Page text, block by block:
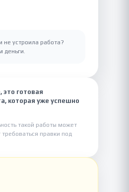
не устроила работа?
деньги.
готовая
которая уже успешно
такой работы может
правки под